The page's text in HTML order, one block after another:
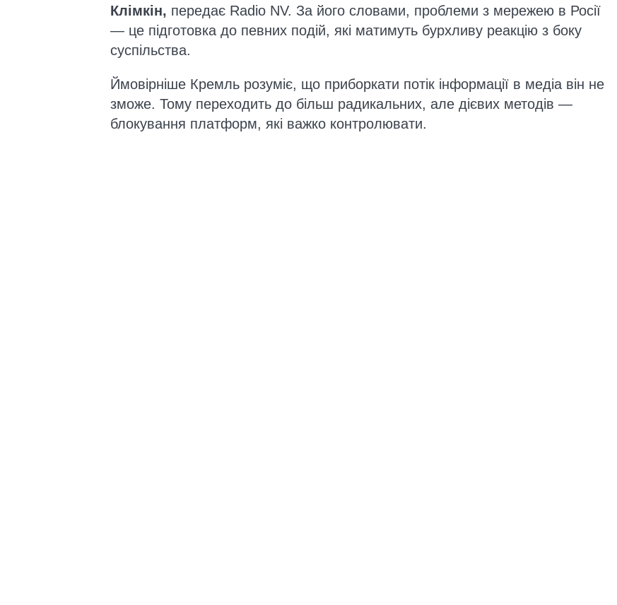
Клімкін, передає Radio NV. За його словами, проблеми з мережею в Росії
— це підготовка до певних подій, які матимуть бурхливу реакцію з боку
суспільства.
Ймовірніше Кремль розуміє, що приборкати потік інформації в медіа він не
зможе. Тому переходить до більш радикальних, але дієвих методів —
блокування платформ, які важко контролювати.